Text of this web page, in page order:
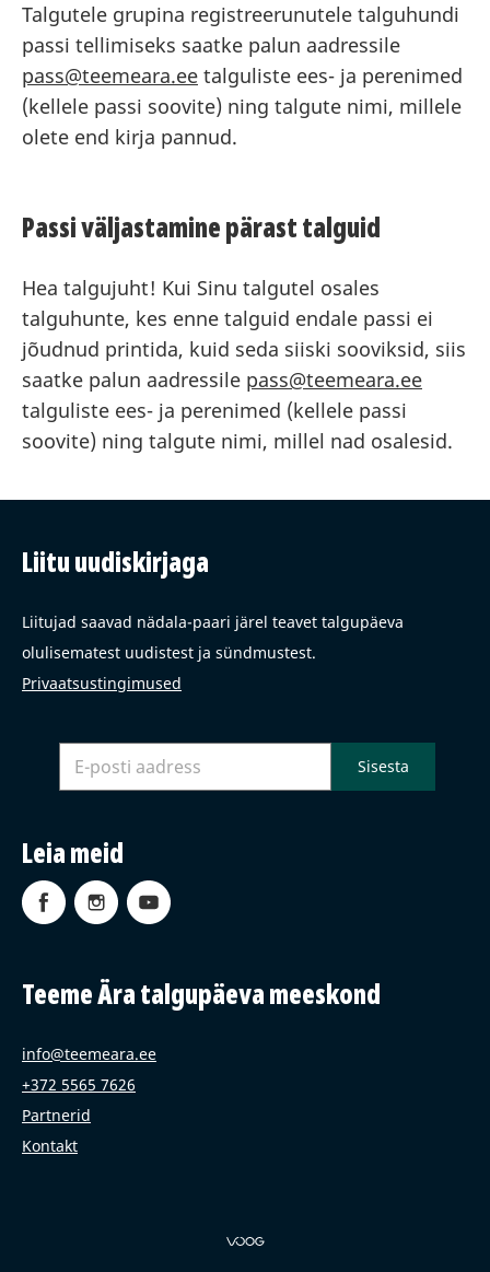
Talgutele grupina registreerunutele talguhundi
passi tellimiseks saatke palun aadressile
pass@teemeara.ee talguliste ees- ja perenimed
(kellele passi soovite) ning talgute nimi, millele
olete end kirja pannud.
Passi väljastamine pärast talguid
Hea talgujuht! Kui Sinu talgutel osales
talguhunte, kes enne talguid endale passi ei
jõudnud printida, kuid seda siiski sooviksid, siis
saatke palun aadressile pass@teemeara.ee
talguliste ees- ja perenimed (kellele passi
soovite) ning talgute nimi, millel nad osalesid.
Liitu uudiskirjaga
Liitujad saavad nädala-paari järel teavet talgupäeva
olulisematest uudistest ja sündmustest.
Privaatsustingimused
Leia meid
Teeme Ära talgupäeva meeskond
info@teemeara.ee
+372 5565 7626
Partnerid
Kontakt